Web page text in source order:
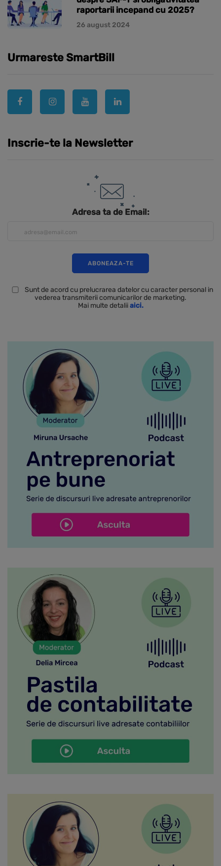
raportarii incepand cu 2025?
26 august 2024
Urmareste SmartBill
Inscrie-te la Newsletter
Adresa ta de Email:
Sunt de acord cu prelucrarea datelor cu caracter personal in
vederea transmiterii comunicarilor de marketing.
Mai multe detaliiaici.